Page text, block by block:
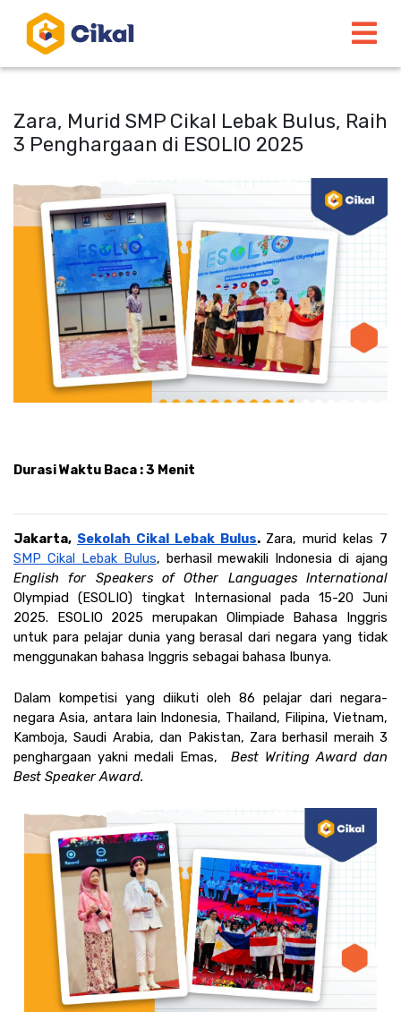
Zara, Murid SMP Cikal Lebak Bulus, Raih
3 Penghargaan di ESOLIO 2025
Durasi Waktu Baca : 3 Menit
Jakarta, Sekolah Cikal Lebak Bulus.
SMP Cikal Lebak Bulus
English for Speakers of Other Languages International
Olympiad (ESOLIO) tingkat Internasional pada 15-20 Juni
2025. ESOLIO 2025 merupakan Olimpiade Bahasa Inggris
untuk para pelajar dunia yang berasal dari negara yang tidak
menggunakan bahasa Inggris sebagai bahasa Ibunya.
Dalam kompetisi yang diikuti oleh 86 pelajar dari negara-
negara Asia, antara lain Indonesia, Thailand, Filipina, Vietnam,
Kamboja, Saudi Arabia, dan Pakistan, Zara berhasil meraih 3
penghargaan yakni medali Emas, Best Writing Award dan
Best Speaker Award.